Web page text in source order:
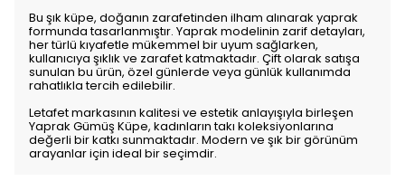
Bu şık küpe, doğanın zarafetinden ilham alınarak yaprak
formunda tasarlanmıştır. Yaprak modelinin zarif detayları,
her türlü kıyafetle mükemmel bir uyum sağlarken,
kullanıcıya şıklık ve zarafet katmaktadır. Çift olarak satışa
sunulan bu ürün, özel günlerde veya günlük kullanımda
rahatlıkla tercih edilebilir.
Letafet markasının kalitesi ve estetik anlayışıyla birleşen
Yaprak Gümüş Küpe, kadınların takı koleksiyonlarına
değerli bir katkı sunmaktadır. Modern ve şık bir görünüm
arayanlar için ideal bir seçimdir.